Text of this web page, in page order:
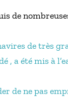
de
de très
, a été mis à
de ne pas